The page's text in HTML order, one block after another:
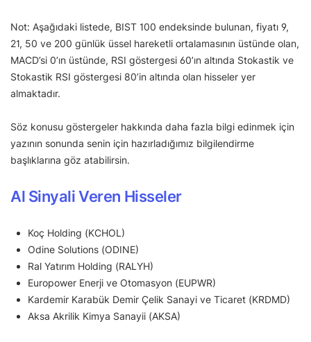
Not: Aşağıdaki listede, BIST 100 endeksinde bulunan, fiyatı 9,
21, 50 ve 200 günlük üssel hareketli ortalamasının üstünde olan,
MACD’si 0’ın üstünde, RSI göstergesi 60’ın altında Stokastik ve
Stokastik RSI göstergesi 80’in altında olan hisseler yer
almaktadır.
Söz konusu göstergeler hakkında daha fazla bilgi edinmek için
yazının sonunda senin için hazırladığımız bilgilendirme
başlıklarına göz atabilirsin.
Al Sinyali Veren Hisseler
Koç Holding (KCHOL)
Odine Solutions (ODINE)
Ral Yatırım Holding (RALYH)
Europower Enerji ve Otomasyon (EUPWR)
Kardemir Karabük Demir Çelik Sanayi ve Ticaret (KRDMD)
Aksa Akrilik Kimya Sanayii (AKSA)